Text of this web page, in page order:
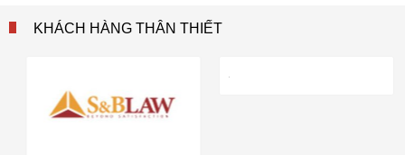
KHÁCH HÀNG THÂN THIẾT